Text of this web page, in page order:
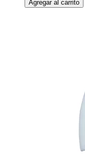
Agregar al carrito